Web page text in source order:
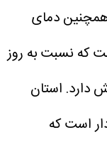
دمای
مدت ۲۲ درجه است که نسبت به روز
دارد. استان
است که